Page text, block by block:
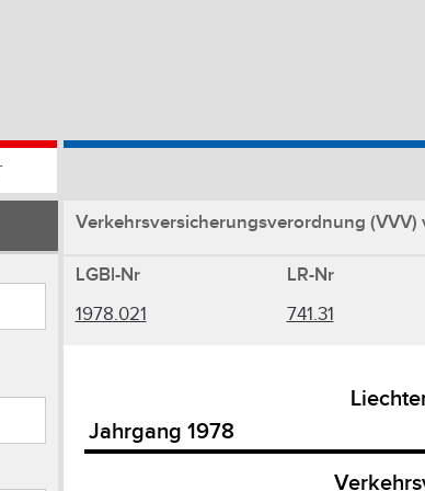
Verkehrsversicherungsverordnung (VVV)
LGBl-Nr LR-Nr
1978.021
741.31